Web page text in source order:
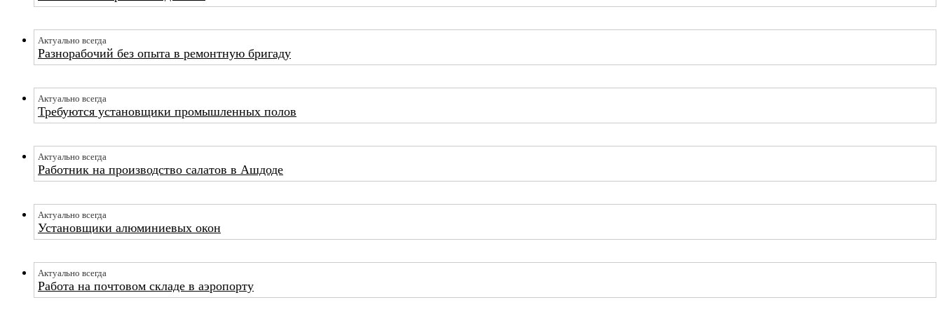
Актуально всегда
Разнорабочий без опыта в ремонтную бригаду
Актуально всегда
Требуются установщики промышленных полов
Актуально всегда
Работник на производство салатов в Ашдоде
Актуально всегда
Установщики алюминиевых окон
Актуально всегда
Работа на почтовом складе в аэропорту